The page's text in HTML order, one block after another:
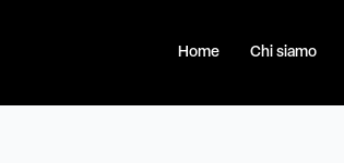
Home Chi siamo